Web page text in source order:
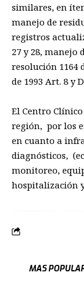
similares, en
manejo de
registros
27 y 28, manejo
resolución 1164
de 1993 Art. 8 y
El Centro
región, por los
en cuanto a
diagnósticos,
monitoreo,
hospitalización
MAS